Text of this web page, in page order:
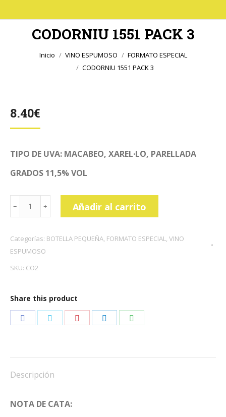
CODORNIU 1551 PACK 3
Estás aquí:Inicio VINO ESPUMOSO
FORMATO ESPECIAL
CODORNIU 1551 PACK 3
8.40€
TIPO DE UVA: MACABEO, XAREL·LO, PARELLADA
GRADOS 11,5% VOL
CODORNIU
1551
3
Añadir al carrito
Categorías: BOTELLA PEQUEÑA, FORMATO ESPECIAL, VINO
ESPUMOSO
SKU: CO2
Share this product
Descripción
NOTA DE CATA: